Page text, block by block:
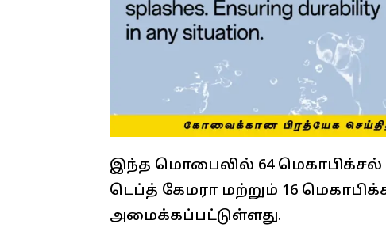
இந்த மொபைலில் 64 மெகாபிக்சல்
டெப்த் கேமரா மற்றும் 16
அமைக்கப்பட்டுள்ளது.